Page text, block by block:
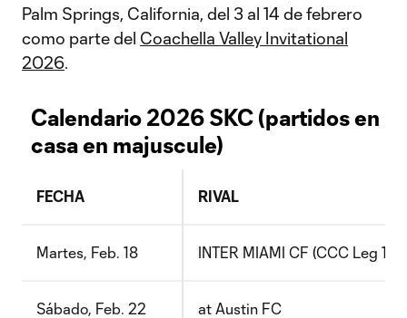
Palm Springs, California, del 3 al 14 de febrero
como parte del Coachella Valley Invitational
2026.
Calendario 2026 SKC (partidos en
casa en majuscule)
FECHA RIVAL
Martes, Feb. 18 INTER MIAMI CF (CCC Leg 1)
Sábado, Feb. 22 at Austin FC